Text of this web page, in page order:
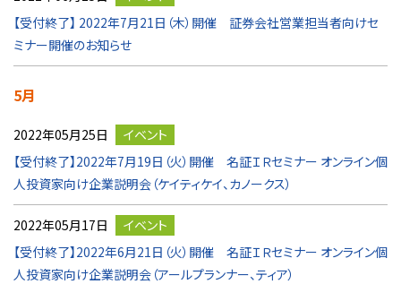
【受付終了】 2022年7月21日（木）開催 証券会社営業担当者向けセ
ミナー開催のお知らせ
5月
2022年05月25日
イベント
【受付終了】2022年7月19日（火）開催 名証ＩＲセミナー オンライン個
人投資家向け企業説明会（ケイティケイ、カノークス）
2022年05月17日
イベント
【受付終了】2022年6月21日（火）開催 名証ＩＲセミナー オンライン個
人投資家向け企業説明会（アールプランナー、ティア）